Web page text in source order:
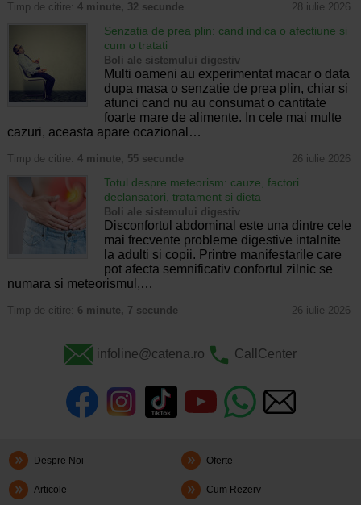
Timp de citire: 4 minute, 32 secunde 28 iulie 2026
Senzatia de prea plin: cand indica o afectiune si
cum o tratati
Boli ale sistemului digestiv
Multi oameni au experimentat macar o data
dupa masa o senzatie de prea plin, chiar si
atunci cand nu au consumat o cantitate
foarte mare de alimente. In cele mai multe
cazuri, aceasta apare ocazional…
Timp de citire: 4 minute, 55 secunde 26 iulie 2026
Totul despre meteorism: cauze, factori
declansatori, tratament si dieta
Boli ale sistemului digestiv
Disconfortul abdominal este una dintre cele
mai frecvente probleme digestive intalnite
la adulti si copii. Printre manifestarile care
pot afecta semnificativ confortul zilnic se
numara si meteorismul,…
Timp de citire: 6 minute, 7 secunde 26 iulie 2026
infoline@catena.ro CallCenter
Despre Noi Oferte
Articole Cum Rezerv